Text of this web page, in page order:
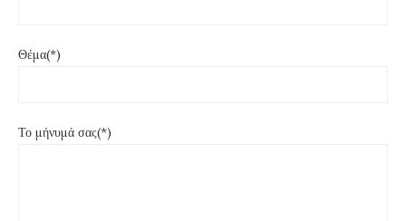
Θέμα(*)
Το μήνυμά σας(*)